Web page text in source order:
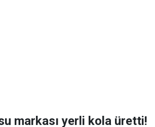
markası yerli kola üretti!